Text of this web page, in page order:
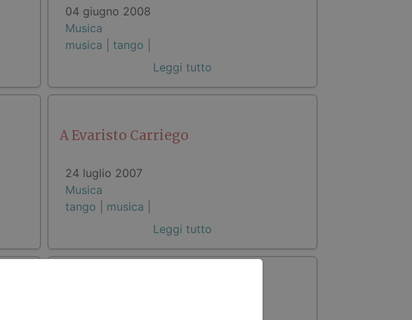
04 giugno 2008
Musica
musica | tango |
Leggi tutto
A Evaristo Carriego
24 luglio 2007
Musica
tango | musica |
Leggi tutto